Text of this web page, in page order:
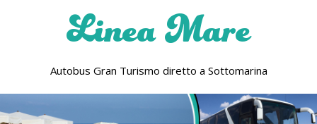
Linea Mare
Autobus Gran Turismo diretto a Sottomarina